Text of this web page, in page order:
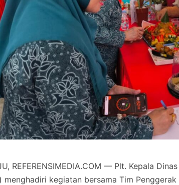
REFERENSIMEDIA.COM — Plt. Kepala
menghadiri kegiatan bersama Tim